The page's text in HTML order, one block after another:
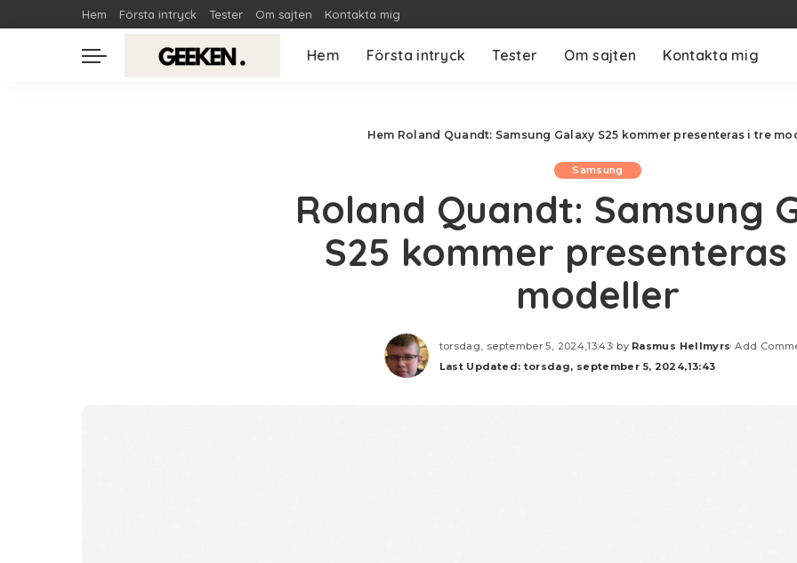
Hem Första intryck Tester Om sajten Kontakta mig
Hem Första intryck Tester Om sajten Kontakta mig
Hem Roland Quandt: Samsung Galaxy S25 kommer presenteras i tre
Samsung
Roland Quandt: Samsung
S25 kommer
modeller
torsdag, september 5, 2024,13:43
Posted
by
by Rasmus Hellmyrs Add
Last Updated: torsdag, september 5, 2024,13:43